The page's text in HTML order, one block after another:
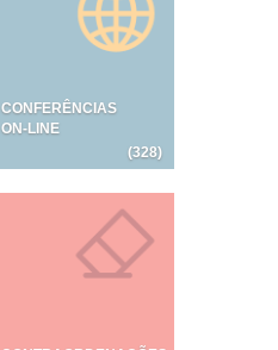
CONFERÊNCIAS
ON-LINE
(328)